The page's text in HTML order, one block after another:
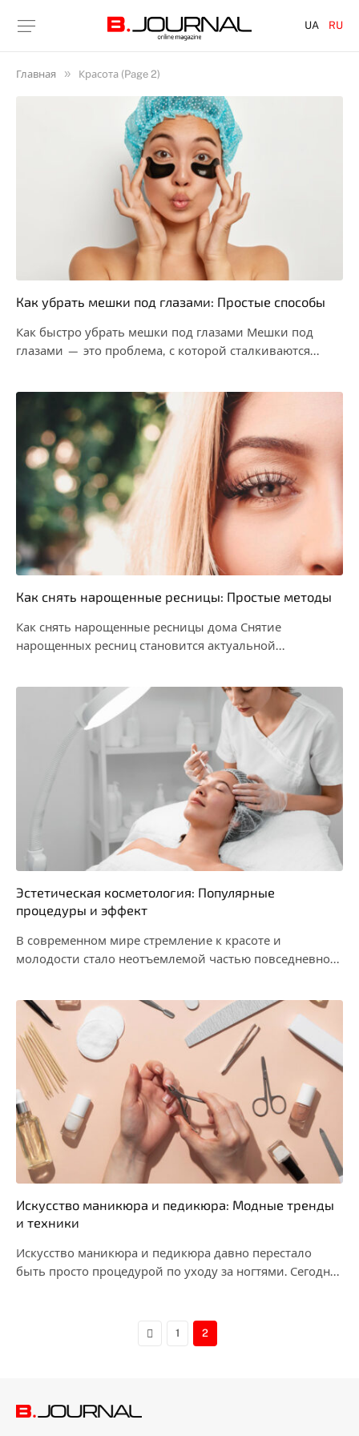
UA RU
Главная » Красота (Page 2)
Как убрать мешки под глазами: Простые способы
Как быстро убрать мешки под глазами Мешки под
глазами — это проблема, с которой сталкиваются…
Как снять нарощенные ресницы: Простые методы
Как снять нарощенные ресницы дома Снятие
нарощенных ресниц становится актуальной
Эстетическая косметология: Популярные
процедуры и эффект
В современном мире стремление к красоте и
молодости стало неотъемлемой частью повседневной
Искусство маникюра и педикюра: Модные тренды
и техники
Искусство маникюра и педикюра давно перестало
быть просто процедурой по уходу за ногтями. Сегодня
Previous
1 2